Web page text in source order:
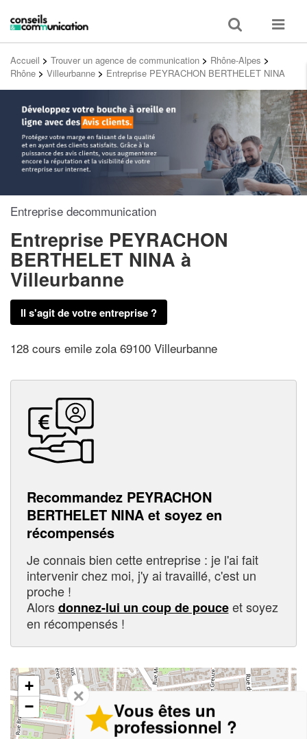
Toggle
search
Toggle
Accueil > Trouver un agence de communication > Rhône-Alpes >
Rhône > Villeurbanne > Entreprise PEYRACHON BERTHELET NINA
Entreprise decommunication
Entreprise PEYRACHON
BERTHELET NINA à
Villeurbanne
Il s'agit de votre entreprise ?
128 cours emile zola 69100 Villeurbanne
Recommandez PEYRACHON
BERTHELET NINA et soyez en
récompensés
Je connais bien cette entreprise : je l'ai fait
intervenir chez moi, j'y ai travaillé, c'est un
proche !
Alorsdonnez-lui un coup de pouceet soyez
en récompensés !
+
−
✕
Vous êtes un
professionnel ?